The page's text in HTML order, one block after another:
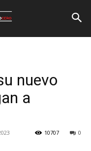
nuevo
a
0
10707